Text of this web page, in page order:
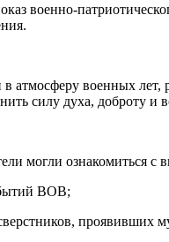
в атмосферу военных лет,
силу духа, доброту и
могли ознакомиться с
ВОВ;
проявивших